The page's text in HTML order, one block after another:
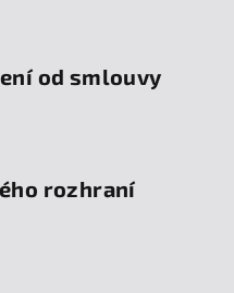
od smlouvy
rozhraní